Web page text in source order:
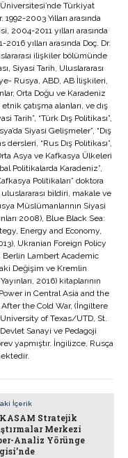
Türkiyat
2003 Yılları arasında
2004-2011 yılları arasında
yılları arasında Doç. Dr.
ilişkiler bölümünde
Siyasi Tarih, Uluslararası
Rusya, ABD, AB İlişkileri,
Orta Doğu ve Karadeniz
çatışma alanları, ve dış
Tarih”, “Türk Dış Politikası”,
Siyasi Gelişmeler”, “Dış
dersleri, “Rus Dış Politikası”,
Asya ve Kafkasya Ülkeleri
Politikalarda Karadeniz”,
Politikaları” doktora
bildiri, makale ve
Müslümanlarının Siyasi
2008), Blue Black Sea:
Energy and Economy,
Ukranian Foreign Policy
Lambert Academic
Değişim ve Kremlin
2016) kitaplarının
in Central Asia and the
the Cold War, (İngiltere
of Texas/UTD, St.
Sanayi ve Pedagoji
yapmıştır. İngilizce, Rusça
İçerik
Stratejik
Merkezi
Analiz Yörünge